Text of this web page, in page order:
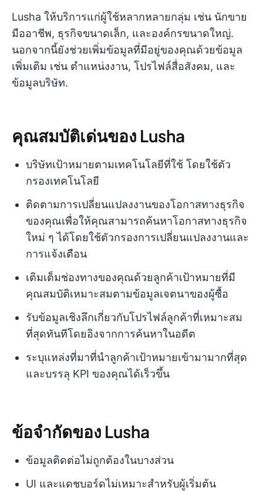
Lusha ให้บริการแก่ผู้ใช้หลากหลายกลุ่ม เช่น นักขาย
มืออาชีพ, ธุรกิจขนาดเล็ก, และองค์กรขนาดใหญ่.
นอกจากนี้ยังช่วยเพิ่มข้อมูลที่มีอยู่ของคุณด้วยข้อมูล
เพิ่มเติม เช่น ตำแหน่งงาน, โปรไฟล์สื่อสังคม, และ
ข้อมูลบริษัท.
คุณสมบัติเด่นของ Lusha
บริษัทเป้าหมายตามเทคโนโลยีที่ใช้ โดยใช้ตัว
กรองเทคโนโลยี
ติดตามการเปลี่ยนแปลงงานของโอกาสทางธุรกิจ
ของคุณเพื่อให้คุณสามารถค้นหาโอกาสทางธุรกิจ
ใหม่ ๆ ได้โดยใช้ตัวกรองการเปลี่ยนแปลงงานและ
การแจ้งเตือน
เติมเต็มช่องทางของคุณด้วยลูกค้าเป้าหมายที่มี
คุณสมบัติเหมาะสมตามข้อมูลเจตนาของผู้ซื้อ
รับข้อมูลเชิงลึกเกี่ยวกับโปรไฟล์ลูกค้าที่เหมาะสม
ที่สุดทันทีโดยอิงจากการค้นหาในอดีต
ระบุแหล่งที่มาที่นำลูกค้าเป้าหมายเข้ามามากที่สุด
และบรรลุ KPI ของคุณได้เร็วขึ้น
ข้อจำกัดของ Lusha
ข้อมูลติดต่อไม่ถูกต้องในบางส่วน
UI และแดชบอร์ดไม่เหมาะสำหรับผู้เริ่มต้น